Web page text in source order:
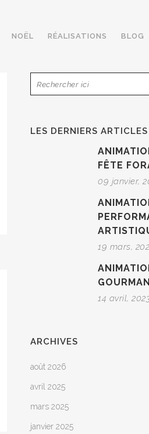
NOËL RÉALISATIONS BLOG
LES DERNIERS ARTICLES
FÊTE
09 janvier,
19 mars,
14 avril,
ARCHIVES
août 2026
avril 2025
mars 2025
janvier 2025